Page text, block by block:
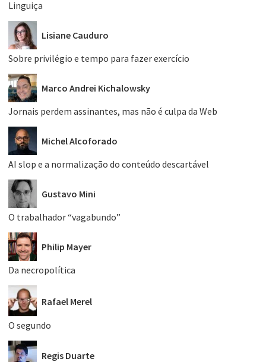
Linguiça
Lisiane Cauduro
Sobre privilégio e tempo para fazer exercício
Marco Andrei Kichalowsky
Jornais perdem assinantes, mas não é culpa da Web
Michel Alcoforado
AI slop e a normalização do conteúdo descartável
Gustavo Mini
O trabalhador “vagabundo”
Philip Mayer
Da necropolítica
Rafael Merel
O segundo
Regis Duarte